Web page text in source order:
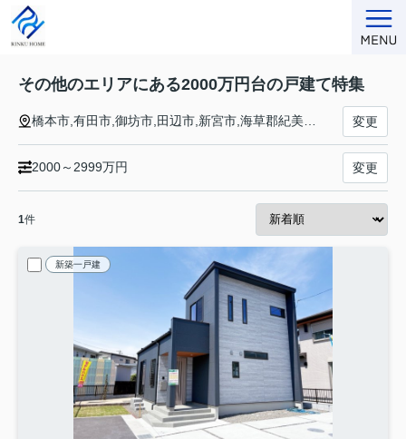
その他のエリアにある2000万円台の戸建て特集
橋本市,有田市,御坊市,田辺市,新宮市,海草郡紀美野町,伊都郡かつらぎ町,伊都郡九度山町,伊都郡高野町,有田郡湯浅町,有田郡広川町,有田郡有田川町,日高郡美浜町,日高郡日高町,日高郡由良町,日高郡印南町,日高郡みなべ町,日高郡日高川町,西牟婁郡白浜町,西牟婁郡上富田町,西牟婁郡すさみ町,東牟婁郡那智勝浦町,東牟婁郡太地町,東牟婁郡古座川町,東牟婁郡北山村,東牟婁郡串本町 変更
2000～2999万円 変更
1件
新築一戸建